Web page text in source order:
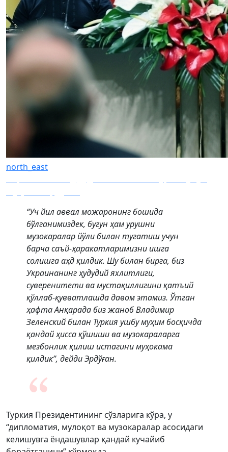
north_east
“Уч йил аввал можаронинг бошида
бўлганимиздек, бугун ҳам урушни
музокаралар йўли билан тугатиш учун
барча саъй-ҳаракатларимизни ишга
солишга аҳд қилдик. Шу билан бирга, биз
Украинанинг ҳудудий яхлитлиги,
суверенитети ва мустақиллигини қатъий
қўллаб-қувватлашда давом этамиз. Ўтган
ҳафта Анқарада биз жаноб Владимир
Зеленский билан Туркия ушбу муҳим босқичда
қандай ҳисса қўшиши ва музокараларга
мезбонлик қилиш истагини муҳокама
қилдик”, дейди Эрдўған.
Туркия Президентининг сўзларига кўра, у
“дипломатия, мулоқот ва музокаралар асосидаги
келишувга ёндашувлар қандай кучайиб